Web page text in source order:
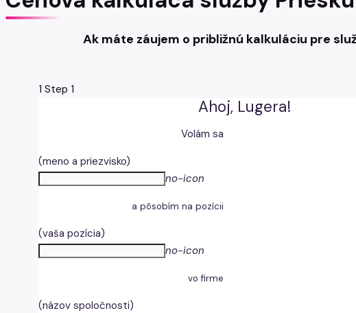
Ak máte záujem o približnú kalkuláciu pre
1 Step 1
Ahoj, Lugera!
Volám sa
(meno a priezvisko)
no-icon
a pôsobím na pozícii
(vaša pozícia)
no-icon
vo firme
(názov spoločnosti)